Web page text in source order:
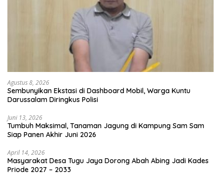
Agustus 8, 2026
Sembunyikan Ekstasi di Dashboard Mobil, Warga Kuntu
Darussalam Diringkus Polisi
Juni 13, 2026
Tumbuh Maksimal, Tanaman Jagung di Kampung Sam Sam
Siap Panen Akhir Juni 2026
April 14, 2026
Masyarakat Desa Tugu Jaya Dorong Abah Abing Jadi Kades
Priode 2027 – 2033